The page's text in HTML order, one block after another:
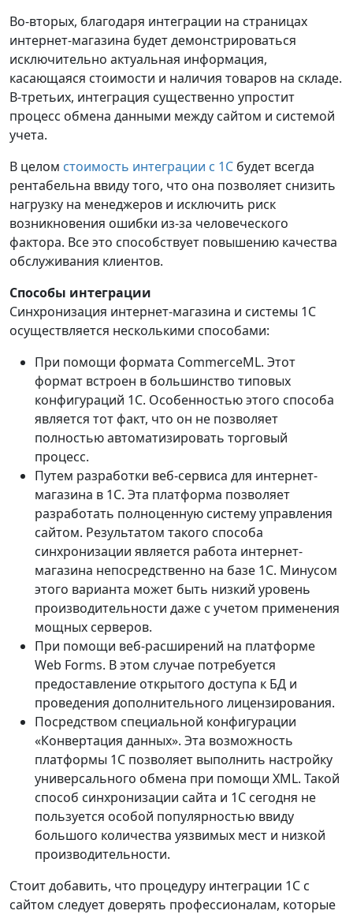
Во-вторых, благодаря интеграции на страницах
интернет-магазина будет демонстрироваться
исключительно актуальная информация,
касающаяся стоимости и наличия товаров на складе.
В-третьих, интеграция существенно упростит
процесс обмена данными между сайтом и системой
учета.
В целом стоимость интеграции с 1С будет всегда
рентабельна ввиду того, что она позволяет снизить
нагрузку на менеджеров и исключить риск
возникновения ошибки из-за человеческого
фактора. Все это способствует повышению качества
обслуживания клиентов.
Способы интеграции
Синхронизация интернет-магазина и системы 1С
осуществляется несколькими способами:
При помощи формата CommerceML. Этот
формат встроен в большинство типовых
конфигураций 1С. Особенностью этого способа
является тот факт, что он не позволяет
полностью автоматизировать торговый
процесс.
Путем разработки веб-сервиса для интернет-
магазина в 1С. Эта платформа позволяет
разработать полноценную систему управления
сайтом. Результатом такого способа
синхронизации является работа интернет-
магазина непосредственно на базе 1С. Минусом
этого варианта может быть низкий уровень
производительности даже с учетом применения
мощных серверов.
При помощи веб-расширений на платформе
Web Forms. В этом случае потребуется
предоставление открытого доступа к БД и
проведения дополнительного лицензирования.
Посредством специальной конфигурации
«Конвертация данных». Эта возможность
платформы 1С позволяет выполнить настройку
универсального обмена при помощи XML. Такой
способ синхронизации сайта и 1С сегодня не
пользуется особой популярностью ввиду
большого количества уязвимых мест и низкой
производительности.
Стоит добавить, что процедуру интеграции 1С с
сайтом следует доверять профессионалам, которые